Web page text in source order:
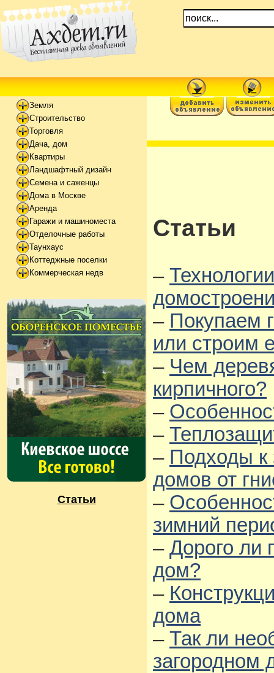
Земля
Строительство
Торговля
Дача, дом
Квартиры
Ландшафтный дизайн
Семена и саженцы
Дома в Москве
Аренда
Гаражи и машиноместа
Отделочные работы
Таунхаус
Коттеджные поселки
Коммерческая недв
Статьи
Статьи
–
– Покупаем
или строим
– Чем
кирпичного?
–
–
– Подходы к
домов от
–
зимний
– Дорого ли
дом?
–
дома
– Так ли
загородном